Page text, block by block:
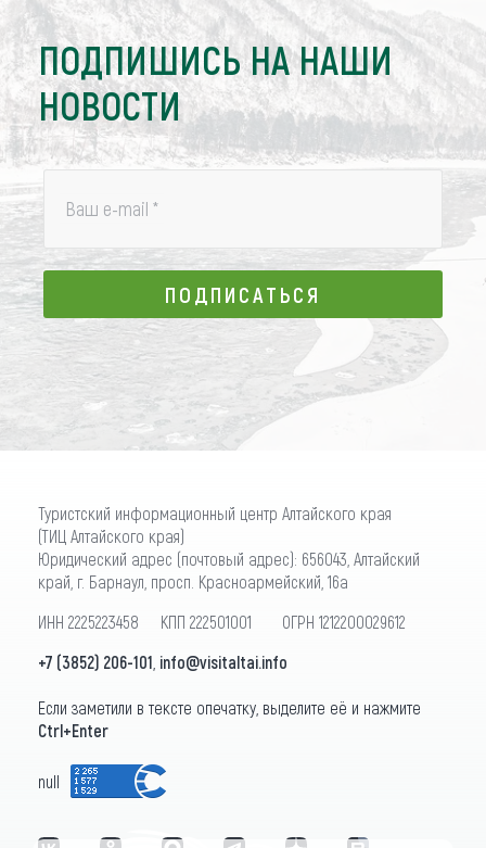
ПОДПИШИСЬ НА НАШИ
НОВОСТИ
Ваш e-mail *
ПОДПИСАТЬСЯ
ПОДПИСАТЬСЯ
Туристский информационный центр Алтайского края
(ТИЦ Алтайского края)
Юридический адрес (почтовый адрес): 656043, Алтайский
край, г. Барнаул, просп. Красноармейский, 16а
ИНН 2225223458 КПП 222501001 ОГРН 1212200029612
+7 (3852) 206-101 info@visitaltai.info
Если заметили в тексте опечатку, выделите её и нажмите
Ctrl+Enter
null